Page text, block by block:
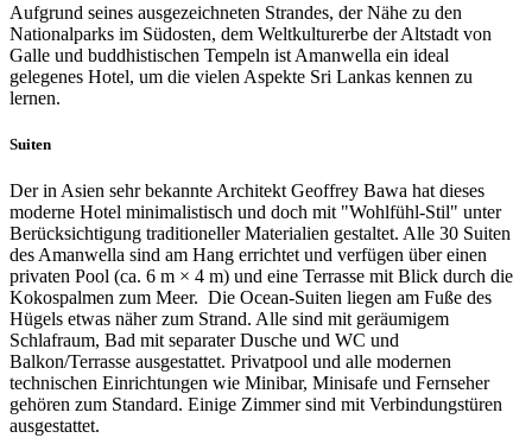
Aufgrund seines ausgezeichneten Strandes, der Nähe zu den
Nationalparks im Südosten, dem Weltkulturerbe der Altstadt von
Galle und buddhistischen Tempeln ist Amanwella ein ideal
gelegenes Hotel, um die vielen Aspekte Sri Lankas kennen zu
lernen.
Suiten
Der in Asien sehr bekannte Architekt Geoffrey Bawa hat dieses
moderne Hotel minimalistisch und doch mit "Wohlfühl-Stil" unter
Berücksichtigung traditioneller Materialien gestaltet. Alle 30 Suiten
des Amanwella sind am Hang errichtet und verfügen über einen
privaten Pool (ca. 6 m × 4 m) und eine Terrasse mit Blick durch die
Kokospalmen zum Meer. Die Ocean-Suiten liegen am Fuße des
Hügels etwas näher zum Strand. Alle sind mit geräumigem
Schlafraum, Bad mit separater Dusche und WC und
Balkon/Terrasse ausgestattet. Privatpool und alle modernen
technischen Einrichtungen wie Minibar, Minisafe und Fernseher
gehören zum Standard. Einige Zimmer sind mit Verbindungstüren
ausgestattet.